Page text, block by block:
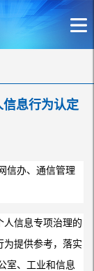
息行为认定
信办、通信管理
人信息专项治理的
为提供参考，落实
室、工业和信息